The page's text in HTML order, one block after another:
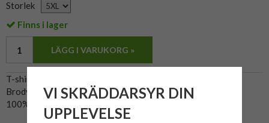
Storlek
Finns i lager
LÄGG I VARUKORG »
T-shirt från Tommy Hilfiger.
Brodyr på bröstet.
100% bomull.
VI SKRÄDDARSYR DIN
UPPLEVELSE